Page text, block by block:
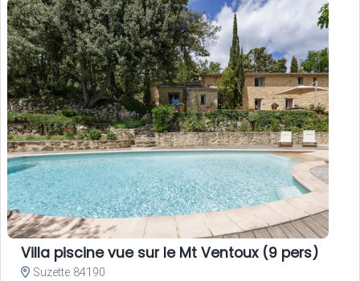
Villa piscine vue sur le Mt Ventoux (9 pers)
Suzette 84190